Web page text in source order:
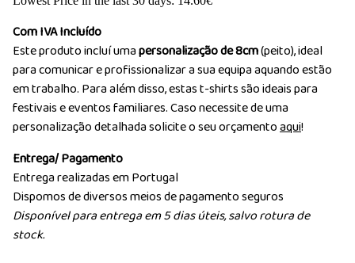
Com IVA Incluído
Este produto incluí umapersonalização de 8cm(peito), ideal
para comunicar e profissionalizar a sua equipa aquando estão
em trabalho. Para além disso, estas t-shirts são ideais para
festivais e eventos familiares. Caso necessite de uma
personalização detalhada solicite o seu orçamentoaqui!
Entrega/ Pagamento
Entrega realizadas em Portugal
Dispomos de diversos meios de pagamento seguros
Disponível para entrega em 5 dias úteis, salvo rotura de
stock.